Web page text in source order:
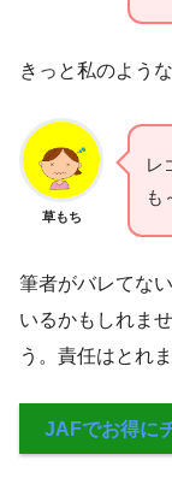
きっと私のよう
草もち
レ
も
筆者がバレてな
いるかもしれま
う。責任はとれま
JAFでお得に